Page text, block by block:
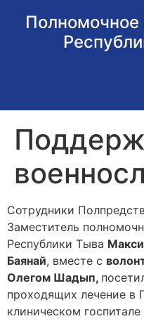
Полномочное
Сотрудники
Заместитель
Республики Тыва
Баянай, вместе с
Олегом Шадып,
проходящих лечение в
клиническом